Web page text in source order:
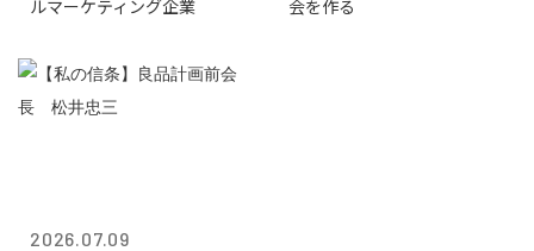
ルマーケティング企業
会を作る
2026.07.09